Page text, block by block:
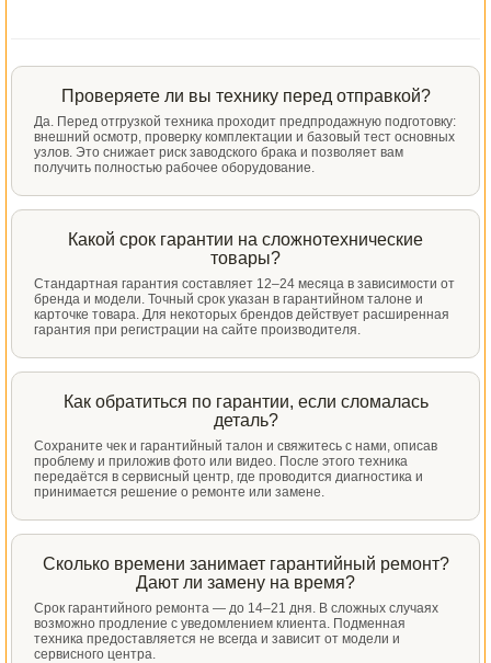
Проверяете ли вы технику перед отправкой?
Да. Перед отгрузкой техника проходит предпродажную подготовку:
внешний осмотр, проверку комплектации и базовый тест основных
узлов. Это снижает риск заводского брака и позволяет вам
получить полностью рабочее оборудование.
Какой срок гарантии на сложнотехнические
товары?
Стандартная гарантия составляет 12–24 месяца в зависимости от
бренда и модели. Точный срок указан в гарантийном талоне и
карточке товара. Для некоторых брендов действует расширенная
гарантия при регистрации на сайте производителя.
Как обратиться по гарантии, если сломалась
деталь?
Сохраните чек и гарантийный талон и свяжитесь с нами, описав
проблему и приложив фото или видео. После этого техника
передаётся в сервисный центр, где проводится диагностика и
принимается решение о ремонте или замене.
Сколько времени занимает гарантийный ремонт?
Дают ли замену на время?
Срок гарантийного ремонта — до 14–21 дня. В сложных случаях
возможно продление с уведомлением клиента. Подменная
техника предоставляется не всегда и зависит от модели и
сервисного центра.